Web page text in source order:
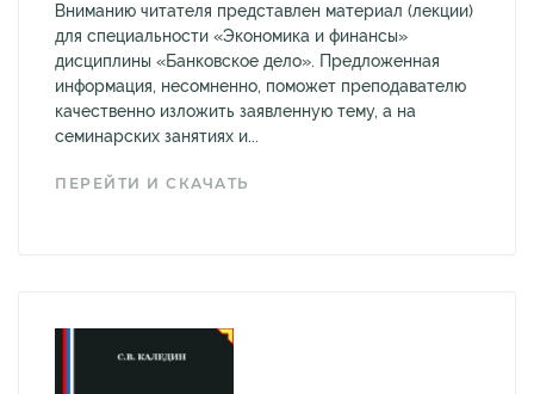
Вниманию читателя представлен материал (лекции)
для специальности «Экономика и финансы»
дисциплины «Банковское дело». Предложенная
информация, несомненно, поможет преподавателю
качественно изложить заявленную тему, а на
семинарских занятиях и...
ПЕРЕЙТИ И СКАЧАТЬ